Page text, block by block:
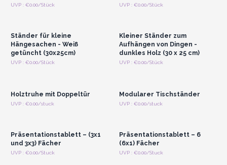
UVP : €0.00/Stück UVP : €0.00/Stück
Anmelden oder
Ständer für kleine
Hängesachen - Weiß
getüncht (30x25cm)
UVP : €0.00/Stück
Anmelden oder
Kleiner Ständer zum
Aufhängen von Dingen -
dunkles Holz (30 x 25 cm)
UVP : €0.00/Stück
Anmelden oder
Holztruhe mit Doppeltür
UVP : €0.00/stuck
Anmelden oder
Modularer Tischständer
UVP : €0.00/stuck
Anmelden oder
Präsentationstablett – (3x1
und 3x3) Fächer
UVP : €0.00/Stuck
Anmelden oder
Präsentationstablett – 6
(6x1) Fächer
UVP : €0.00/Stuck
Anmelden oder
Anmelden oder